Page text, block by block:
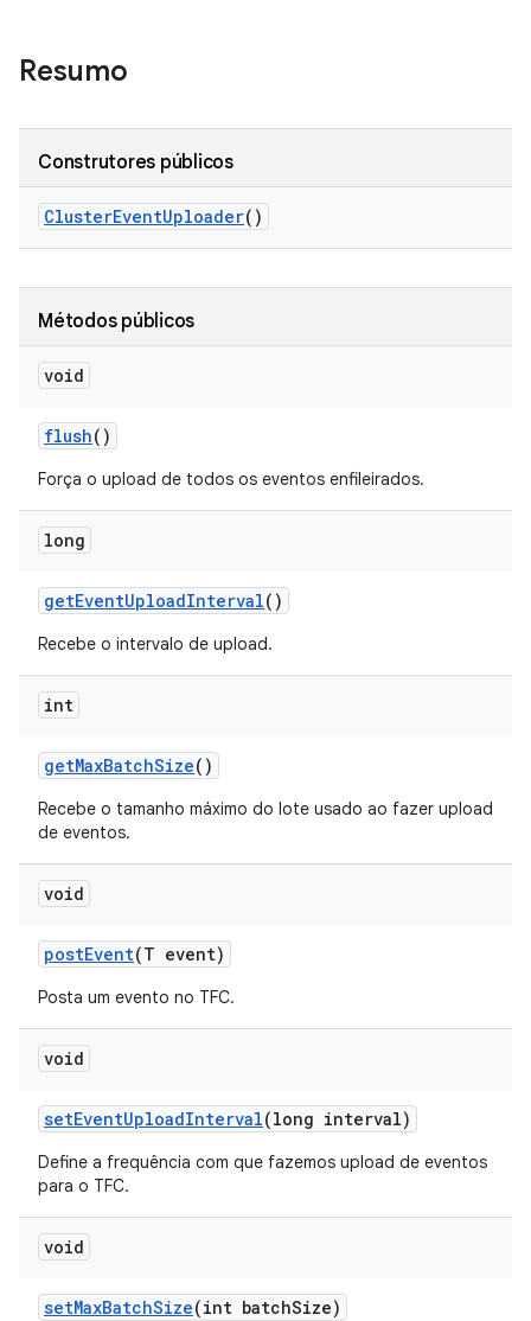
Resumo
Construtores públicos
ClusterEventUploader()
Métodos públicos
void
flush()
Força o upload de todos os eventos enfileirados.
long
getEventUploadInterval()
Recebe o intervalo de upload.
int
getMaxBatchSize()
Recebe o tamanho máximo do lote usado ao fazer upload
de eventos.
void
postEvent(T event)
Posta um evento no TFC.
void
setEventUploadInterval(long interval)
Define a frequência com que fazemos upload de eventos
para o TFC.
void
setMaxBatchSize(int batchSize)